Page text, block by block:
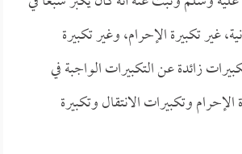
غير تكبيرة الإحرام، وغير تكبيرة
زائدة عن التكبيرات الواجبة في
وتكبيرات الانتقال وتكبيرة